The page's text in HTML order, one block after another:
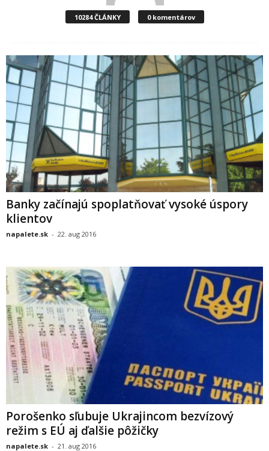
10284 ČLÁNKY 0 komentárov
Banky začínajú spoplatňovať vysoké úspory
klientov
napalete.sk - 22. aug 2016
Porošenko sľubuje Ukrajincom bezvízový
režim s EÚ aj ďalšie pôžičky
napalete.sk - 21. aug 2016